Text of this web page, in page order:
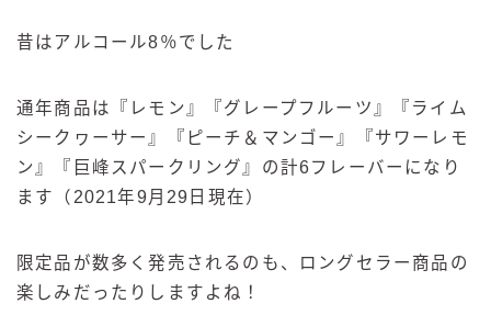
昔はアルコール8％でした
通年商品は『レモン』『グレープフルーツ』『ライム
シークヮーサー』『ピーチ＆マンゴー』『サワーレモ
ン』『巨峰スパークリング』の計6フレーバーになり
ます（2021年9月29日現在）
限定品が数多く発売されるのも、ロングセラー商品の
楽しみだったりしますよね！